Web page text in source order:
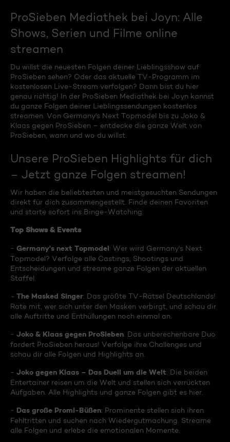
ProSieben Mediathek bei Joyn: Alle
Shows, Serien und Filme online
streamen
Du willst die neuesten Folgen deiner Lieblingsshow auf
ProSieben sehen? Oder das aktuelle TV-Programm im
kostenlosen Live-Stream verfolgen? Dann bist du hier
genau richtig! In der ProSieben Mediathek bei Joyn kannst
du ganze Folgen deiner Lieblingssendungen kostenlos
streamen. Von Germany's Next Topmodel bis zu Joko &
Klaas gegen ProSieben – entdecke die ganze Welt von
ProSieben, wann und wo du willst.
Unsere ProSieben Highlights für dich
– Jetzt ganze Folgen streamen!
Wir haben die beliebtesten und meistgesuchten Sendungen
direkt für dich zusammengestellt. Finde deinen Favoriten
und starte sofort ins Binge-Watching:
Top Shows & Events
- Germany's next Topmodel: Wer wird Germany's Next
Topmodel? Verfolge alle Castings, Shootings und
Entscheidungen und streame ganze Folgen der aktuellen
Staffel.
- The Masked Singer: Das größte TV-Rätsel Deutschlands!
Rate mit, wer sich unter den Masken verbirgt, und schau dir
alle Auftritte und Enthüllungen noch einmal an.
- Joko & Klaas gegen ProSieben: Das unberechenbare Duo
fordert ProSieben heraus! Verfolge ihre Challenges und
schau dir alle Folgen und Highlights an.
- Joko gegen Klaas – Das Duell um die Welt: Die beiden
Entertainer reisen um die Welt und stellen sich verrückten
Aufgaben. Alle Highlights und ganze Folgen gibt es hier.
- Das große Promi-Büßen: Prominente stellen sich ihren
Fehltritten und suchen nach Wiedergutmachung. Streame
alle Folgen und erlebe die emotionalen Momente.